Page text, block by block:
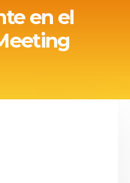
en el